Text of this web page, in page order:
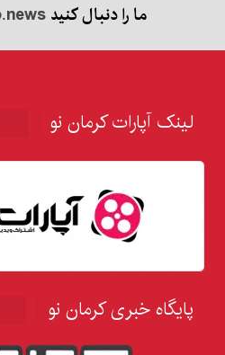
ما را دنبال کنید
لینک آپارات کرمان نو
پایگاه خبری کرمان نو